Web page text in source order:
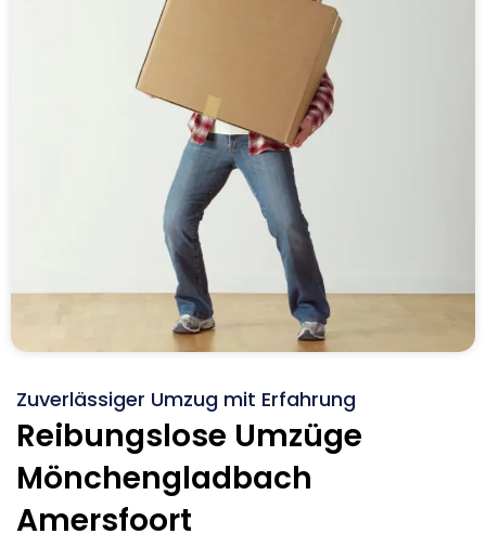
Zuverlässiger Umzug mit Erfahrung
Reibungslose Umzüge
Mönchengladbach
Amersfoort